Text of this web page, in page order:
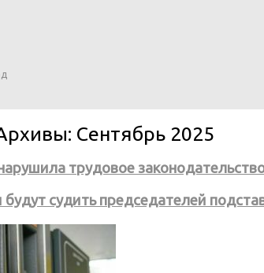
Сентябрь 2025
трудовое
судить председателей